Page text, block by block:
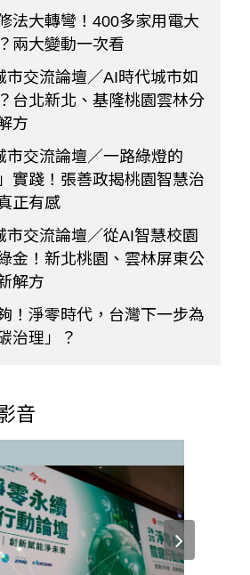
法大轉彎！400多家用電大
兩大變動一次看
市交流論壇／AI時代城市如
台北新北、基隆桃園雲林分
方
市交流論壇／一路綠燈的
實踐！張善政揭桃園智慧治
正有感
市交流論壇／從AI智慧校園
金！新北桃園、雲林屏東公
解方
！淨零時代，台灣下一步為
治理」？
音